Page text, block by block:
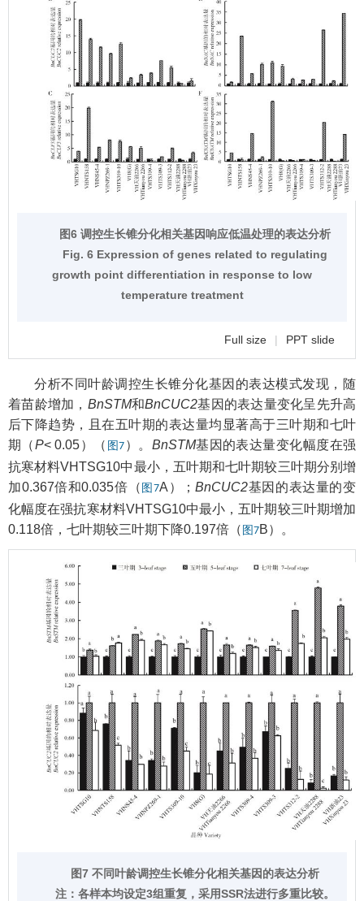
图6 调控生长锥分化相关基因响应低温处理的表达分析
Fig. 6 Expression of genes related to regulating
growth point differentiation in response to low
temperature treatment
Full size | PPT slide
分析不同叶龄调控生长锥分化基因的表达模式发现，随
着苗龄增加， BnSTM和BnCUC2基因的表达量变化呈先升高
后下降趋势，且在五叶期的表达量均显著高于三叶期和七叶
期（P< 0.05）（ 图7 ）。 BnSTM基因的表达量变化幅度在强
抗寒材料VHTSG10中最小，五叶期和七叶期较三叶期分别增
加0.367倍和0.035倍（ 图7A）；BnCUC2基因的表达量的变
化幅度在强抗寒材料VHTSG10中最小，五叶期较三叶期增加
0.118倍，七叶期较三叶期下降0.197倍（ 图7B）。
图7 不同叶龄调控生长锥分化相关基因的表达分析
注： 各样本均设定3组重复，采用SSR法进行多重比较。